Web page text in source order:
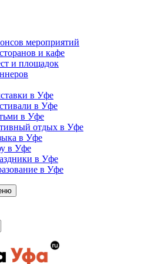
мероприятий
и кафе
и площадок
в Уфе
в Уфе
в Уфе
отдых в Уфе
в Уфе
в Уфе
в Уфе
в Уфе